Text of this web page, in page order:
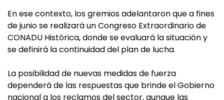
En ese contexto, los gremios adelantaron que a fines
de junio se realizará un Congreso Extraordinario de
CONADU Histórica, donde se evaluará la situación y
se definirá la continuidad del plan de lucha.
La posibilidad de nuevas medidas de fuerza
dependerá de las respuestas que brinde el Gobierno
nacional a los reclamos del sector, aunque las